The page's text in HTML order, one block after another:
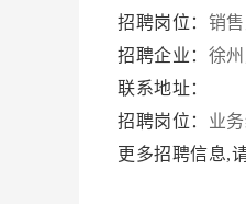
招聘岗位： 销
招聘企业： 徐
联系地址：
招聘岗位： 业
更多招聘信息,